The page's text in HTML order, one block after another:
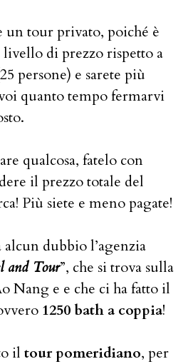
un tour privato, poiché è
di prezzo rispetto a
persone) e sarete più
quanto tempo fermarvi
qualcosa, fatelo con
il prezzo totale del
Più siete e meno pagate!
dubbio l’agenzia
and Tour”, che si trova sulla
Nang e e che ci ha fatto il
1250 bath a coppia!
il tour pomeridiano, per